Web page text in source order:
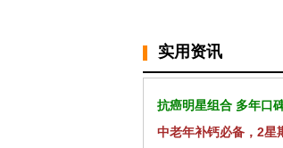
实用资讯
抗癌明星组合 多年口
中老年补钙必备，2星